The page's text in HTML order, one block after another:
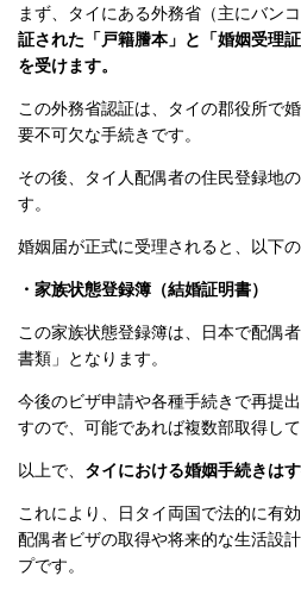
まず、タイにある外務省（主にバンコ
証された「戸籍謄本」と「婚姻受理
を受けます。
この外務省認証は、タイの郡役所で
要不可欠な手続きです。
その後、タイ人配偶者の住民登録地
す。
婚姻届が正式に受理されると、以下
・家族状態登録簿（結婚証明書）
この家族状態登録簿は、日本で配偶
書類」となります。
今後のビザ申請や各種手続きで再提
すので、可能であれば複数部取得して
以上で、 タイにおける婚姻手続きは
これにより、日タイ両国で法的に有
配偶者ビザの取得や将来的な生活設
プです。